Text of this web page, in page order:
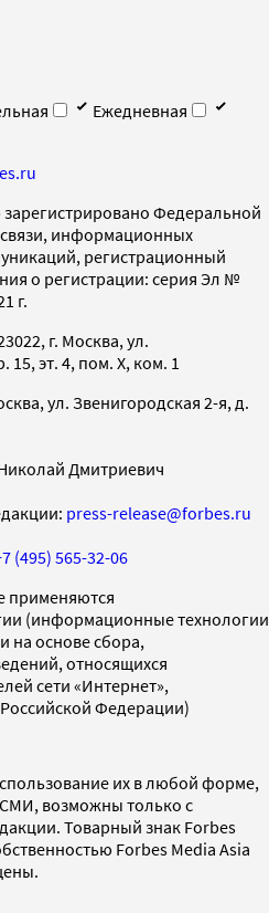
Ежедневная
зарегистрировано Федеральной
информационных
регистрационный
о регистрации: серия Эл №
г.
г. Москва, ул.
15, эт. 4, пом. X, ком. 1
ул. Звенигородская 2-я, д.
Дмитриевич
press-release@forbes.ru
(495) 565-32-06
применяются
(информационные технологии
на основе сбора,
относящихся
сети «Интернет»,
Федерации)
их в любой форме,
возможны только с
Товарный знак Forbes
Forbes Media Asia